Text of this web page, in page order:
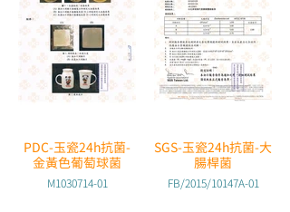
PDC-玉瓷24h抗菌-
金黃色葡萄球菌
M1030714-01
SGS-玉瓷24h抗菌-大
腸桿菌
FB/2015/10147A-01